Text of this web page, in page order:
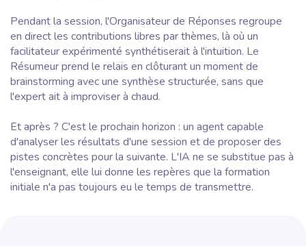
Pendant la session, l'Organisateur de Réponses regroupe
en direct les contributions libres par thèmes, là où un
facilitateur expérimenté synthétiserait à l'intuition. Le
Résumeur prend le relais en clôturant un moment de
brainstorming avec une synthèse structurée, sans que
l'expert ait à improviser à chaud.
Et après ? C'est le prochain horizon : un agent capable
d'analyser les résultats d'une session et de proposer des
pistes concrètes pour la suivante. L'IA ne se substitue pas à
l'enseignant, elle lui donne les repères que la formation
initiale n'a pas toujours eu le temps de transmettre.